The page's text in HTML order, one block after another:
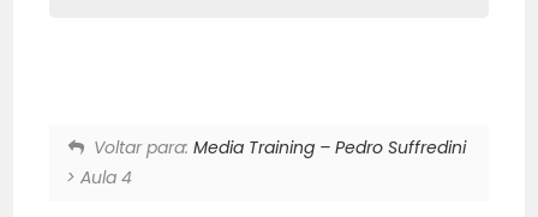
Voltar para: Media Training – Pedro Suffredini
> Aula 4